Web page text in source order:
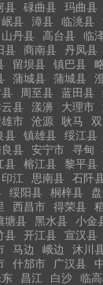
县 碌曲县 玛曲县
岷县 漳县 临洮县
山丹县 高台县 临
县 商南县 丹凤县
留坝县 镇巴县
蒲城县 蒲城县
周至县 蓝田县
县 漾濞 大理市
市 沧源 耿马
县 镇雄县 绥江县
良县 安宁市 寻甸
县 榕江县 黎平县
印江 思南县 石阡
绥阳县 桐梓县
西昌市 得荣县
塘县 黑水县 小金
县 开江县 宣汉县
马边 峨边 沐川
什邡市 广汉县
东 昌江 白沙 临